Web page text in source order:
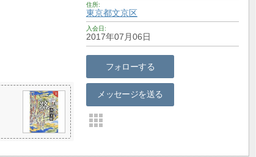
住所
東京都文京区
入会日
2017年07月06日
フォローする
メッセージを送る